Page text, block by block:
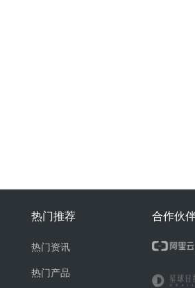
热门推荐
热门资讯
热门产品
合作伙